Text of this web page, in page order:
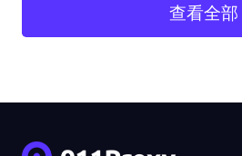
查看全部